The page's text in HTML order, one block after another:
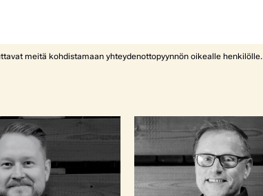
meitä kohdistamaan yhteydenottopyynnön oikealle henkilölle.